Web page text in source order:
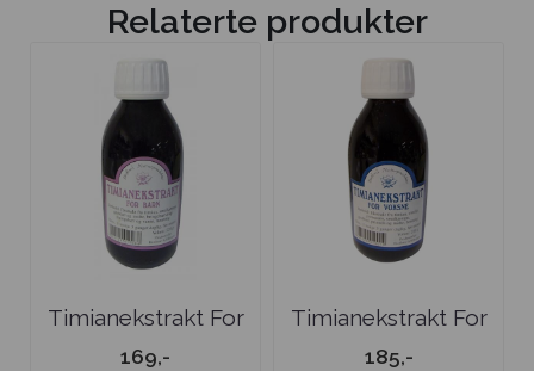
Relaterte produkter
Timianekstrakt For
Barn
169,-
Timianekstrakt For
Voksne
185,-